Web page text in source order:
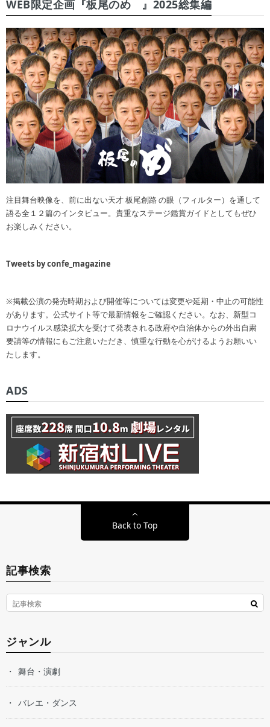
WEB限定企画『板尾のめ゙』2025総集編
注目舞台映像を、前に出ない天才 板尾創路 の眼（フィルター）を通して
語る全１２篇のインタビュー。貴重なステージ鑑賞ガイドとしてもぜひ
お楽しみください。
Tweets by confe_magazine
※掲載公演の発売時期および開催等については変更や延期・中止の可能性
があります。公式サイト等で最新情報をご確認ください。なお、新型コ
ロナウイルス感染拡大を受けて発表される政府や自治体からの外出自粛
要請等の情報にもご注意いただき、慎重な行動を心がけるようお願いい
たします。
ADS
Back to Top
記事検索
ジャンル
舞台・演劇
バレエ・ダンス